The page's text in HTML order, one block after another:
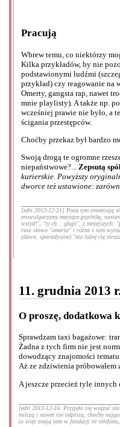
Pracują
Wbrew temu, co niektórzy
Kilka przykładów, by nie
podstawionymi ludźmi
przykład) czy reagowanie na
Omerty, gangsta rap, nawet
mnie playlisty). A także np.
wcześniej prawie nie było, a
ścigania przestępców.
Choćby przekaz był bardzo
Swoją drogą te ogromne
niepaństwowe?... Zepsutą
kurierskie. Powyższy
dworce też ustawione:
[edit 2013-12-21] Poza tym zmieniają
erowulgaryzmy męczące psychikę,
wstyd!", "ty ch... głupi", z mniejszych:
rusz słowo "omerta" i różne z nim
(dawn. sporadyczne) "nie lubię cię
11. grudnia 2013
O proszę, dodatkowa
Sprawdzam taxi bagażowe:
Żadna z tych firm nie jest
dowodzący znajomości
Aż ze zdziwienia
A jeszcze przecież tyle
[edit 2013-12-16: Przyjęło się wiązać
milczą i nawet nie odpiszą, choćby
(a więc znają tam w fundacji nr